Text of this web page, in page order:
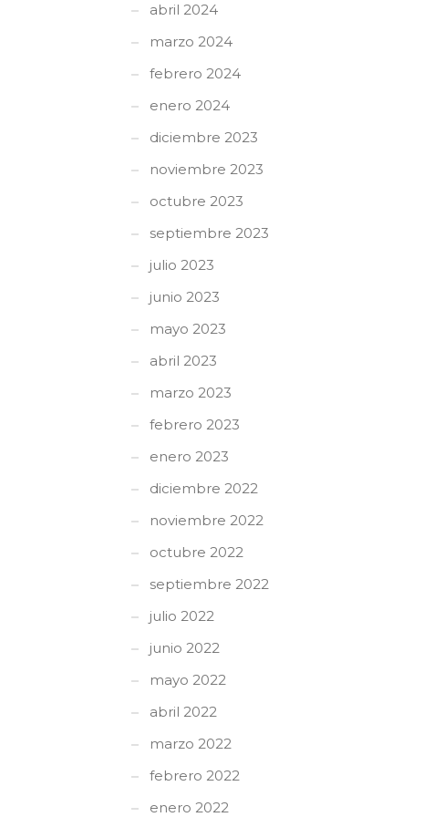
abril 2024
marzo 2024
febrero 2024
enero 2024
diciembre 2023
noviembre 2023
octubre 2023
septiembre 2023
julio 2023
junio 2023
mayo 2023
abril 2023
marzo 2023
febrero 2023
enero 2023
diciembre 2022
noviembre 2022
octubre 2022
septiembre 2022
julio 2022
junio 2022
mayo 2022
abril 2022
marzo 2022
febrero 2022
enero 2022